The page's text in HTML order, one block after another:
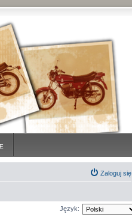
Zaloguj się
Język: